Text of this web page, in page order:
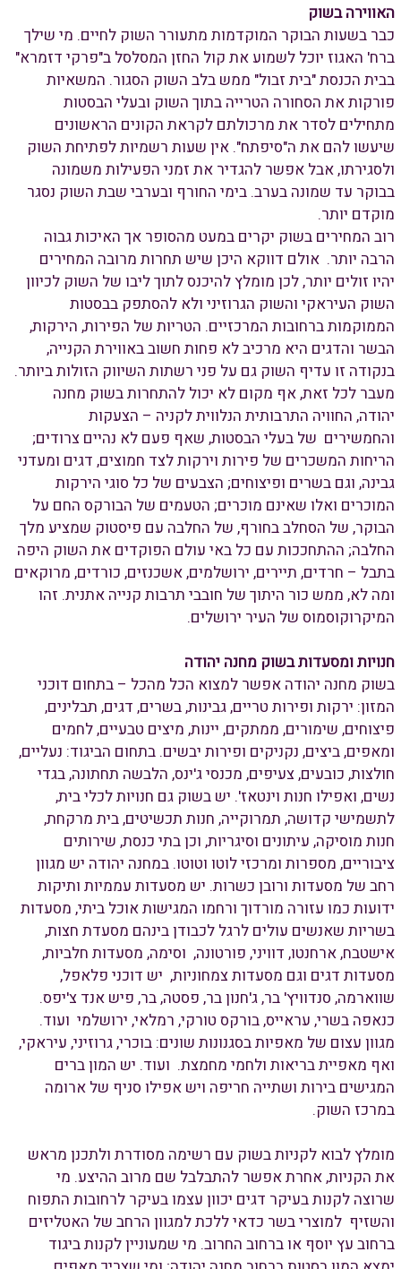
האווירה בשוק
כבר בשעות הבוקר המוקדמות מתעורר השוק לחיים. מי שילך
ברח' האגוז יוכל לשמוע את קול החזן המסלסל ב"פרקי דזמרא"
בבית הכנסת "בית זבול" ממש בלב השוק הסגור. המשאיות
פורקות את הסחורה הטרייה בתוך השוק ובעלי הבסטות
מתחילים לסדר את מרכולתם לקראת הקונים הראשונים
שיעשו להם את ה"סיפתח". אין שעות רשמיות לפתיחת השוק
ולסגירתו, אבל אפשר להגדיר את זמני הפעילות משמונה
בבוקר עד שמונה בערב. בימי החורף ובערבי שבת השוק נסגר
מוקדם יותר.
רוב המחירים בשוק יקרים במעט מהסופר אך האיכות גבוה
הרבה יותר. אולם דווקא היכן שיש תחרות מרובה המחירים
יהיו זולים יותר, לכן מומלץ להיכנס לתוך ליבו של השוק לכיוון
השוק העיראקי והשוק הגרוזיני ולא להסתפק בבסטות
הממוקמות ברחובות המרכזיים. הטריות של הפירות, הירקות,
הבשר והדגים היא מרכיב לא פחות חשוב באווירת הקנייה,
בנקודה זו עדיף השוק גם על פני רשתות השיווק הזולות ביותר.
מעבר לכל זאת, אף מקום לא יכול להתחרות בשוק מחנה
יהודה, החוויה התרבותית הנלווית לקניה – הצעקות
והחמשירים של בעלי הבסטות, שאף פעם לא נהיים צרודים;
הריחות המשכרים של פירות וירקות לצד חמוצים, דגים ומעדני
גבינה, וגם בשרים ופיצוחים; הצבעים של כל סוגי הירקות
המוכרים ואלו שאינם מוכרים; הטעמים של הבורקס החם על
הבוקר, של הסחלב בחורף, של החלבה עם פיסטוק שמציע מלך
החלבה; ההתחככות עם כל באי עולם הפוקדים את השוק היפה
בתבל – חרדים, תיירים, ירושלמים, אשכנזים, כורדים, מרוקאים
ומה לא, ממש כור היתוך של חובבי תרבות קנייה אתנית. זהו
המיקרוקוסמוס של העיר ירושלים.
חנויות ומסעדות בשוק מחנה יהודה
בשוק מחנה יהודה אפשר למצוא הכל מהכל – בתחום דוכני
המזון: ירקות ופירות טריים, גבינות, בשרים, דגים, תבלינים,
פיצוחים, שימורים, ממתקים, יינות, מיצים טבעיים, לחמים
ומאפים, ביצים, נקניקים ופירות יבשים. בתחום הביגוד: נעליים,
חולצות, כובעים, צעיפים, מכנסי ג'ינס, הלבשה תחתונה, בגדי
נשים, ואפילו חנות וינטאז'. יש בשוק גם חנויות לכלי בית,
לתשמישי קדושה, תמרוקייה, חנות תכשיטים, בית מרקחת,
חנות מוסיקה, עיתונים וסיגריות, וכן בתי כנסת, שירותים
ציבוריים, מספרות ומרכזי לוטו וטוטו. במחנה יהודה יש מגוון
רחב של מסעדות ורובן כשרות. יש מסעדות עממיות ותיקות
ידועות כמו עזורה מורדוך ורחמו המגישות אוכל ביתי, מסעדות
בשריות שאנשים עולים לרגל לכבודן בינהם מסעדת חצות,
אישטבח, ארחנטו, דוויני, פורטונה, וסימה, מסעדות חלביות,
מסעדות דגים וגם מסעדות צמחוניות, יש דוכני פלאפל,
שווארמה, סנדוויץ' בר, ג'חנון בר, פסטה, בר, פיש אנד צ'יפס.
כנאפה בשרי, עראייס, בורקס טורקי, רמלאי, ירושלמי ועוד.
מגוון עצום של מאפיות בסגנונות שונים: בוכרי, גרוזיני, עיראקי,
ואף מאפיית בריאות ולחמי מחמצת. ועוד. יש המון ברים
המגישים בירות ושתייה חריפה ויש אפילו סניף של ארומה
במרכז השוק.
מומלץ לבוא לקניות בשוק עם רשימה מסודרת ולתכנן מראש
את הקניות, אחרת אפשר להתבלבל שם מרוב ההיצע. מי
שרוצה לקנות בעיקר דגים יכוון עצמו בעיקר לרחובות התפוח
והשזיף למוצרי בשר כדאי ללכת למגוון הרחב של האטליזים
ברחוב עץ יוסף או ברחוב החרוב. מי שמעוניין לקנות ביגוד